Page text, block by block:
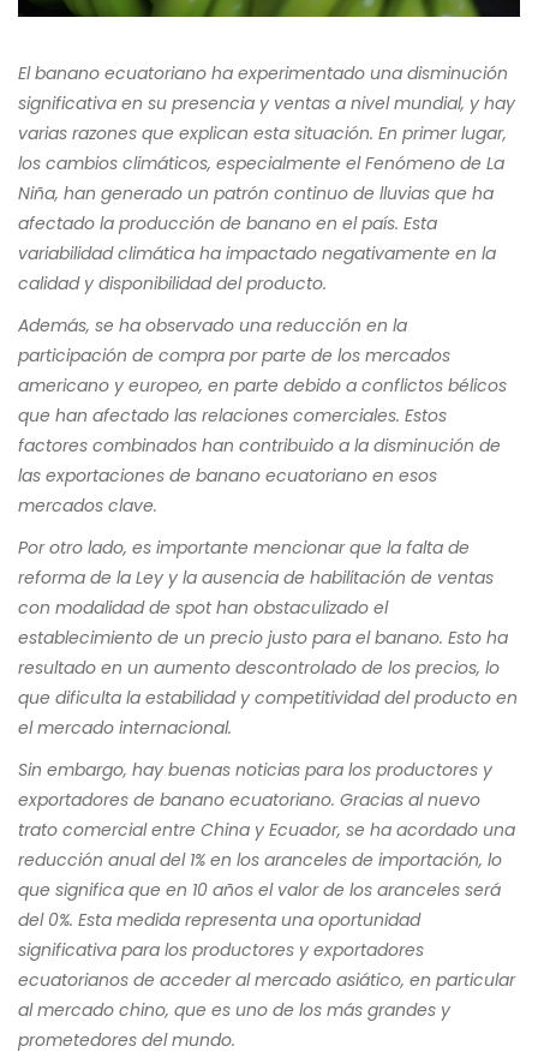
El banano ecuatoriano ha experimentado una disminución
significativa en su presencia y ventas a nivel mundial, y hay
varias razones que explican esta situación. En primer lugar,
los cambios climáticos, especialmente el Fenómeno de La
Niña, han generado un patrón continuo de lluvias que ha
afectado la producción de banano en el país. Esta
variabilidad climática ha impactado negativamente en la
calidad y disponibilidad del producto.
Además, se ha observado una reducción en la
participación de compra por parte de los mercados
americano y europeo, en parte debido a conflictos bélicos
que han afectado las relaciones comerciales. Estos
factores combinados han contribuido a la disminución de
las exportaciones de banano ecuatoriano en esos
mercados clave.
Por otro lado, es importante mencionar que la falta de
reforma de la Ley y la ausencia de habilitación de ventas
con modalidad de spot han obstaculizado el
establecimiento de un precio justo para el banano. Esto ha
resultado en un aumento descontrolado de los precios, lo
que dificulta la estabilidad y competitividad del producto en
el mercado internacional.
Sin embargo, hay buenas noticias para los productores y
exportadores de banano ecuatoriano. Gracias al nuevo
trato comercial entre China y Ecuador, se ha acordado una
reducción anual del 1% en los aranceles de importación, lo
que significa que en 10 años el valor de los aranceles será
del 0%. Esta medida representa una oportunidad
significativa para los productores y exportadores
ecuatorianos de acceder al mercado asiático, en particular
al mercado chino, que es uno de los más grandes y
prometedores del mundo.